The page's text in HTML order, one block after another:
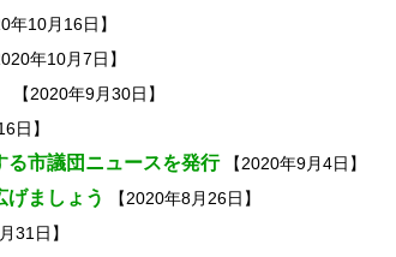
年10月16日】
年10月7日】
【2020年9月30日】
日】
る市議団ニュースを発行【2020年9月4日】
げましょう 【2020年8月26日】
31日】